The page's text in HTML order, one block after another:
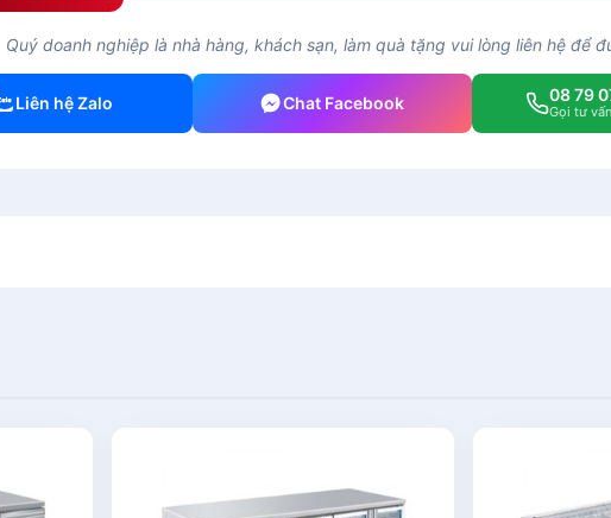
Quý doanh nghiệp là nhà hàng, khách sạn, làm quà tặng vui lòng liên hệ để
Liên hệ Zalo Chat Facebook 08 79
Gọi tư